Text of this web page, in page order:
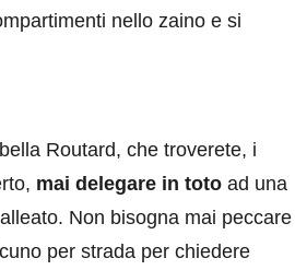
nello zaino e si
Routard, che troverete, i
mai delegare in toto ad una
Non bisogna mai peccare
per strada per chiedere